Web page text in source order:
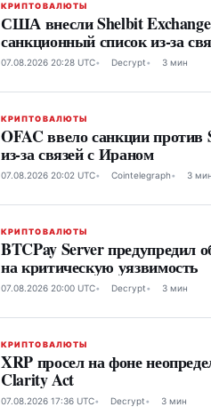
КРИПТОВАЛЮТЫ
США внесли Shelbit
санкционный список из-за
07.08.2026 20:28 UTC Decrypt 3 мин
КРИПТОВАЛЮТЫ
OFAC ввело санкции
из-за связей с Ираном
07.08.2026 20:02 UTC Cointelegraph 3 мин
КРИПТОВАЛЮТЫ
BTCPay Server предупредил
на критическую уязвимость
07.08.2026 20:00 UTC Decrypt 3 мин
КРИПТОВАЛЮТЫ
XRP просел на фоне
Clarity Act
07.08.2026 17:36 UTC Decrypt 3 мин